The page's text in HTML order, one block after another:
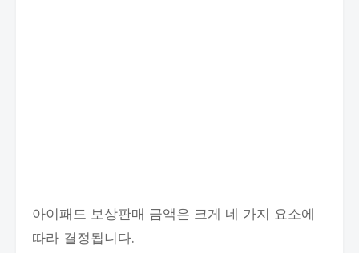
아이패드 보상판매 금액은 크게 네 가지 요소에
따라 결정됩니다.